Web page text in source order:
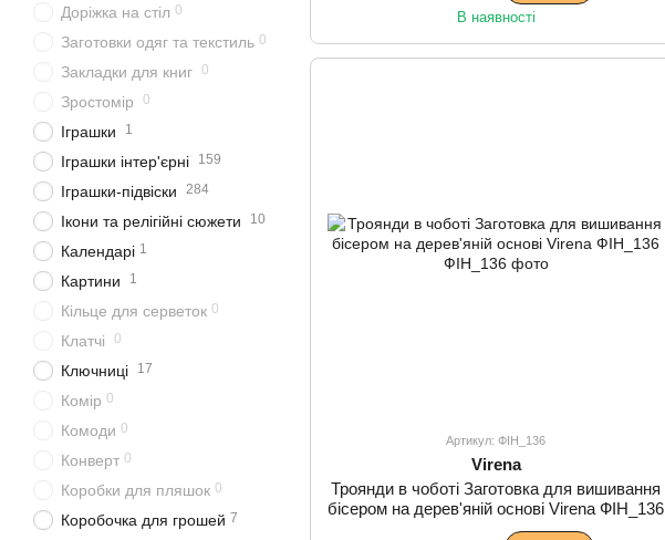
В наявності
Артикул: ФІН_136
Virena
Троянди в чоботі Заготовка для вишивання
бісером на дерев'яній основі Virena ФІН_136
Доріжка на стіл 0
Заготовки одяг та текстиль 0
Закладки для книг 0
Зростомір 0
Іграшки 1
Іграшки інтер'єрні 159
Іграшки-підвіски 284
Ікони та релігійні сюжети 10
Календарі 1
Картини 1
Кільце для серветок 0
Клатчі 0
Ключниці 17
Комір 0
Комоди 0
Конверт 0
Коробки для пляшок 0
Коробочка для грошей 7